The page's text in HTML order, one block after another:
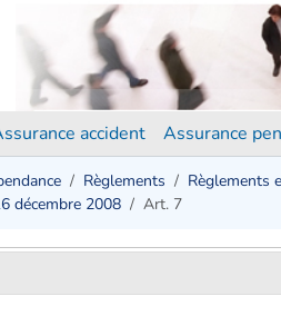
accident Assurance
Règlements
Règlements
décembre 2008
Art. 7